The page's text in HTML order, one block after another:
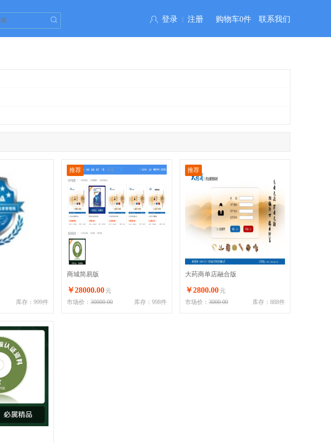
登录 注册 购物车0件 联系我们
库存：999件
推荐
商城简易版
￥28000.00 元
库存：998件
市场价： 30000.00
推荐
大药商单店融合版
￥2800.00 元
库存：888件
市场价： 3000.00